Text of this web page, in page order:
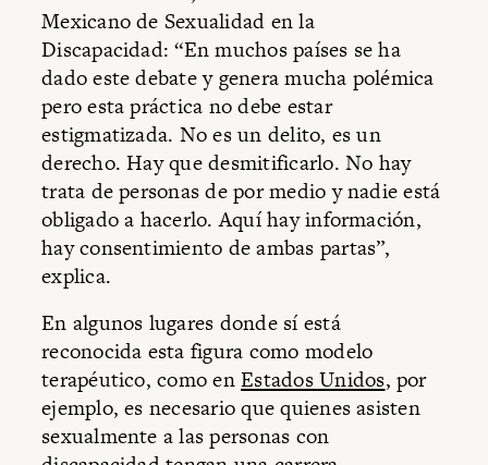
Mexicano de Sexualidad en la
Discapacidad: “En muchos países se ha
dado este debate y genera mucha polémica
pero esta práctica no debe estar
estigmatizada. No es un delito, es un
derecho. Hay que desmitificarlo. No hay
trata de personas de por medio y nadie está
obligado a hacerlo. Aquí hay información,
hay consentimiento de ambas partas”,
explica.
En algunos lugares donde sí está
reconocida esta figura como modelo
terapéutico, como enEstados Unidos, por
ejemplo, es necesario que quienes asisten
sexualmente a las personas con